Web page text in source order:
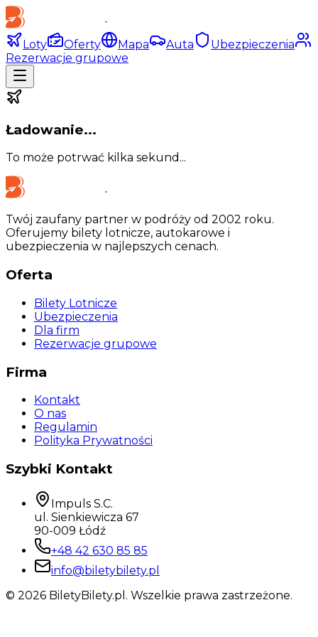
Loty Oferty Mapa Auta
Ubezpieczenia
Rezerwacje grupowe
Ładowanie...
To może potrwać kilka sekund...
Twój zaufany partner w podróży od 2002 roku.
Oferujemy bilety lotnicze, autokarowe i
ubezpieczenia w najlepszych cenach.
Oferta
Bilety Lotnicze
Ubezpieczenia
Dla firm
Rezerwacje grupowe
Firma
Kontakt
O nas
Regulamin
Polityka Prywatności
Szybki Kontakt
Impuls S.C.
ul. Sienkiewicza 67
90-009 Łódź
+48 42 630 85 85
info@biletybilety.pl
© 2026 BiletyBilety.pl. Wszelkie prawa zastrzeżone.